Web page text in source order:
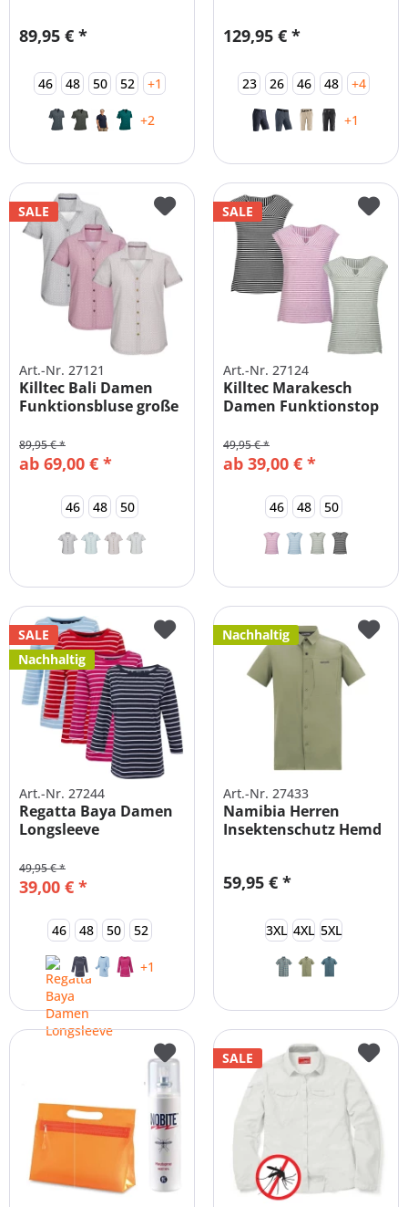
89,95 € *
46 48 50 52 +1
+2
129,95 € *
23 26 46 48 +4
+1
SALE
Art.-Nr. 27121
Killtec Bali Damen
Funktionsbluse große
ab 69,00 € *
89,95 € *
46 48 50
SALE
Art.-Nr. 27124
Killtec Marakesch
Damen Funktionstop
ab 39,00 € *
49,95 € *
46 48 50
SALE
Nachhaltig
Art.-Nr. 27244
Regatta Baya Damen
Longsleeve
39,00 € *
49,95 € *
46 48 50 52
+1
Nachhaltig
Art.-Nr. 27433
Namibia Herren
Insektenschutz Hemd
59,95 € *
3XL 4XL 5XL
SALE